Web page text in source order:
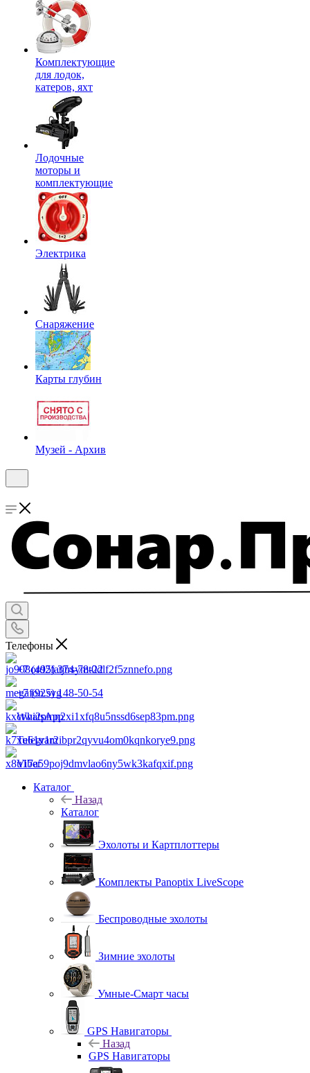
Комплектующие
для лодок,
катеров, яхт
Лодочные
моторы и
комплектующие
Электрика
Снаряжение
Карты глубин
Музей - Архив
Телефоны
+7 (495) 374-78-22
+7 (925) 148-50-54
WhatsApp
Telegram
Viber
Каталог
Назад
Каталог
Эхолоты и Картплоттеры
Комплекты Panoptix LiveScope
Беспроводные эхолоты
Зимние эхолоты
Умные-Смарт часы
GPS Навигаторы
Назад
GPS Навигаторы